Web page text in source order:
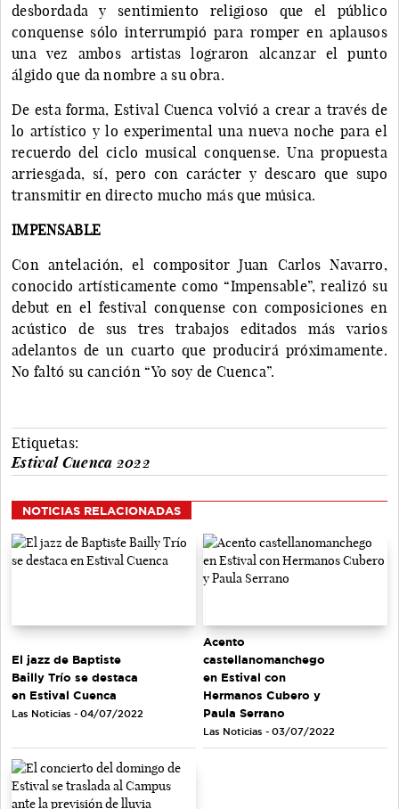
desbordada y sentimiento religioso que el público
conquense sólo interrumpió para romper en aplausos
una vez ambos artistas lograron alcanzar el punto
álgido que da nombre a su obra.
De esta forma, Estival Cuenca volvió a crear a través de
lo artístico y lo experimental una nueva noche para el
recuerdo del ciclo musical conquense. Una propuesta
arriesgada, sí, pero con carácter y descaro que supo
transmitir en directo mucho más que música.
IMPENSABLE
Con antelación, el compositor Juan Carlos Navarro,
conocido artísticamente como “Impensable”, realizó su
debut en el festival conquense con composiciones en
acústico de sus tres trabajos editados más varios
adelantos de un cuarto que producirá próximamente.
No faltó su canción “Yo soy de Cuenca”.
Etiquetas:
Estival Cuenca 2022
NOTICIAS RELACIONADAS
El jazz de Baptiste
Bailly Trío se destaca
en Estival Cuenca
Las Noticias - 04/07/2022
Acento
castellanomanchego
en Estival con
Hermanos Cubero y
Paula Serrano
Las Noticias - 03/07/2022